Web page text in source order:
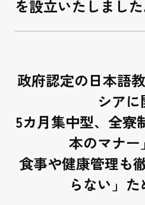
を設立いたしました
政府認定の日本語
シアに
5カ月集中型、全寮
本のマナー
食事や健康管理も
らない」